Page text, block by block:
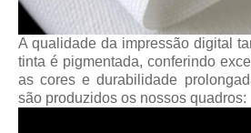
A qualidade da impressão digital
tinta é pigmentada, conferindo
as cores e durabilidade
são produzidos os nossos quadros: